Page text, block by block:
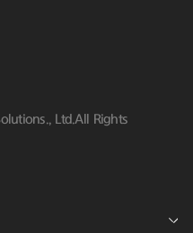
Ltd.All Rights